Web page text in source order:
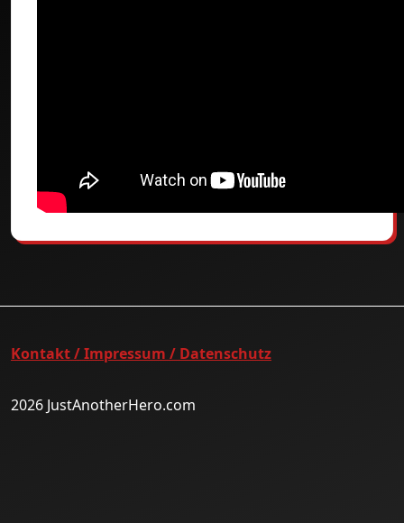
Kontakt / Impressum / Datenschutz
2026 JustAnotherHero.com